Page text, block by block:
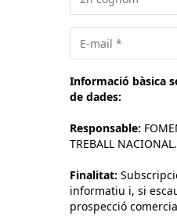
Informació bàsica
de dades:
Responsable:
TREBALL NACIONAL.
Finalitat:
informatiu i, si
prospecció